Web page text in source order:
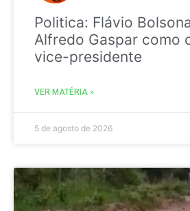
Politica: Flávio
Alfredo Gaspar como
vice-presidente
VER MATÉRIA »
5 de agosto de 2026